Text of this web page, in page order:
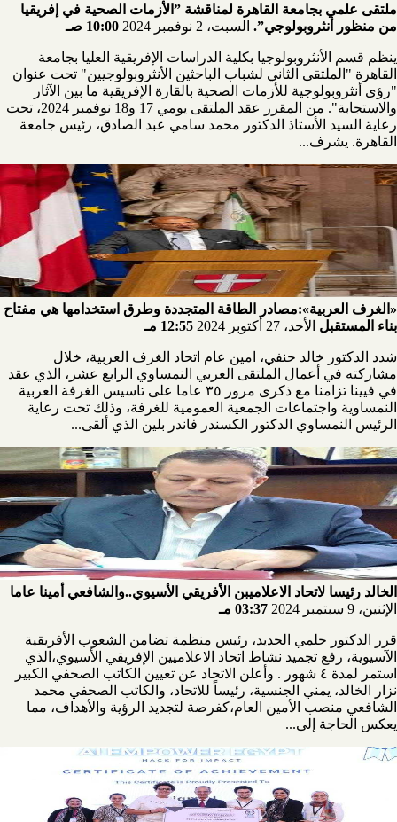
ملتقى علمي بجامعة القاهرة لمناقشة ”الأزمات الصحية في إفريقيا
من منظور أنثروبولوجي”. السبت، 2 نوفمبر 2024 10:00 صـ
ينظم قسم الأنثروبولوجيا بكلية الدراسات الإفريقية العليا بجامعة
القاهرة "الملتقى الثاني لشباب الباحثين الأنثروبولوجيين" تحت عنوان
"رؤى أنثروبولوجية للأزمات الصحية بالقارة الإفريقية ما بين الآثار
والاستجابة". من المقرر عقد الملتقى يومي 17 و18 نوفمبر 2024، تحت
رعاية السيد الأستاذ الدكتور محمد سامي عبد الصادق، رئيس جامعة
القاهرة. يشرف...
«الغرف العربية»:مصادر الطاقة المتجددة وطرق استخدامها هي مفتاح
بناء المستقبل الأحد، 27 أكتوبر 2024 12:55 مـ
شدد الدكتور خالد حنفي، امين عام اتحاد الغرف العربية، خلال
مشاركته في أعمال الملتقى العربي النمساوي الرابع عشر، الذي عقد
في فيينا تزامنا مع ذكرى مرور ٣٥ عاما على تاسيس الغرفة العربية
النمساوية واجتماعات الجمعية العمومية للغرفة، وذلك تحت رعاية
الرئيس النمساوي الدكتور الكسندر فاندر بلين الذي ألقى...
الخالد رئيسا لاتحاد الاعلاميبن الأفريقي الأسيوي..والشافعي أمينا عاما
الإثنين، 9 سبتمبر 2024
03:37 مـ
قرر الدكتور حلمي الحديد، رئيس منظمة تضامن الشعوب الأفريقية
الآسيوية، رفع تجميد نشاط اتحاد الاعلاميين الإفريقي الأسيوي،الذي
استمر لمدة ٤ شهور . وأعلن الاتحاد عن تعيين الكاتب الصحفي الكبير
نزار الخالد، يمني الجنسية، رئيساً للاتحاد، والكاتب الصحفي محمد
الشافعي منصب الأمين العام،كفرصة لتجديد الرؤية والأهداف، مما
يعكس الحاجة إلى...